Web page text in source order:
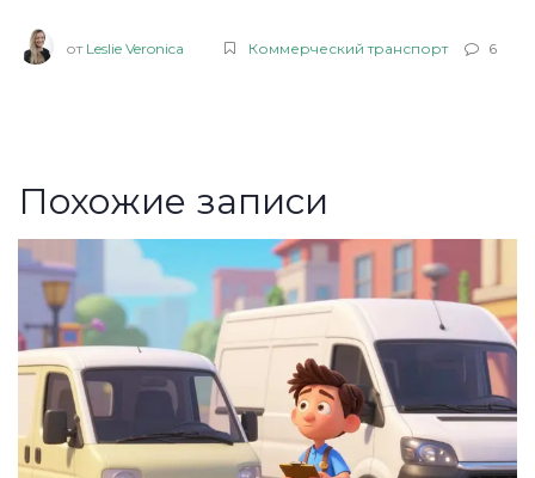
от Leslie Veronica Коммерческий транспорт 6
Похожие записи